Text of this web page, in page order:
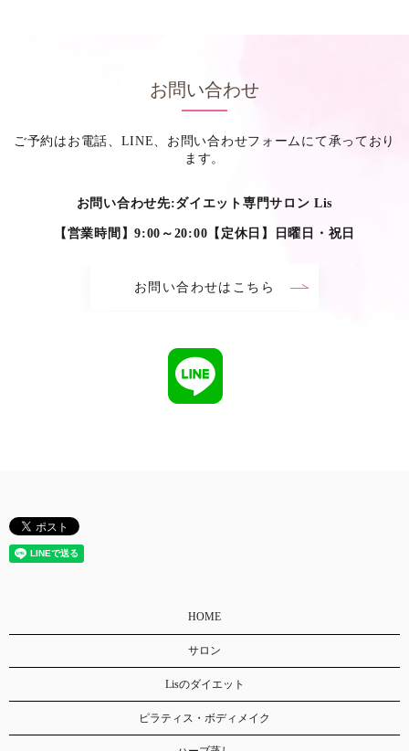
お問い合わせ
ご予約はお電話、LINE、お問い合わせフォームにて承っており
ます。
お問い合わせ先:ダイエット専門サロン Lis
【営業時間】9:00～20:00【定休日】日曜日・祝日
お問い合わせはこちら
HOME
サロン
Lisのダイエット
ピラティス・ボディメイク